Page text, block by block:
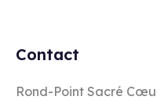
Contact
Rond-Point Sacré